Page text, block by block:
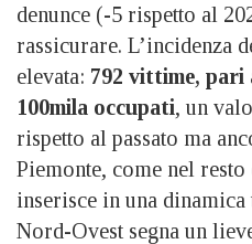
denunce (-5 rispetto al
rassicurare. L’incidenza
elevata: 792 vittime, pari
100mila occupati, un
rispetto al passato ma
Piemonte, come nel
inserisce in una
Nord-Ovest segna un